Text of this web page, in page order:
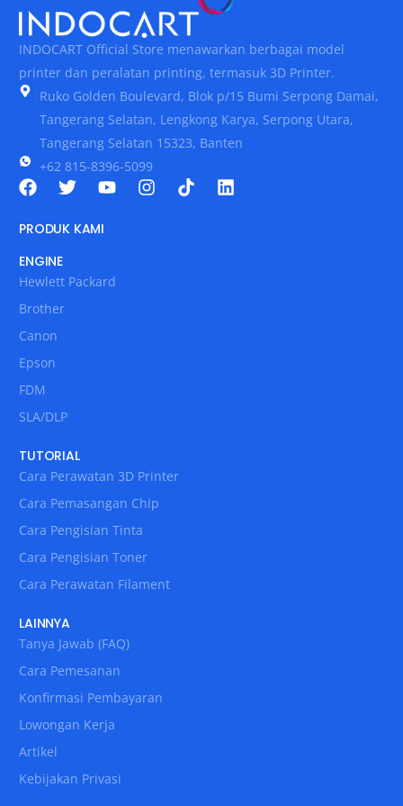
INDOCART Official Store menawarkan berbagai model
printer dan peralatan printing, termasuk 3D Printer.
Ruko Golden Boulevard, Blok p/15 Bumi Serpong Damai,
Tangerang Selatan, Lengkong Karya, Serpong Utara,
Tangerang Selatan 15323, Banten
+62 815-8396-5099
PRODUK KAMI
ENGINE
Hewlett Packard
Brother
Canon
Epson
FDM
SLA/DLP
TUTORIAL
Cara Perawatan 3D Printer
Cara Pemasangan Chip
Cara Pengisian Tinta
Cara Pengisian Toner
Cara Perawatan Filament
LAINNYA
Tanya Jawab (FAQ)
Cara Pemesanan
Konfirmasi Pembayaran
Lowongan Kerja
Artikel
Kebijakan Privasi